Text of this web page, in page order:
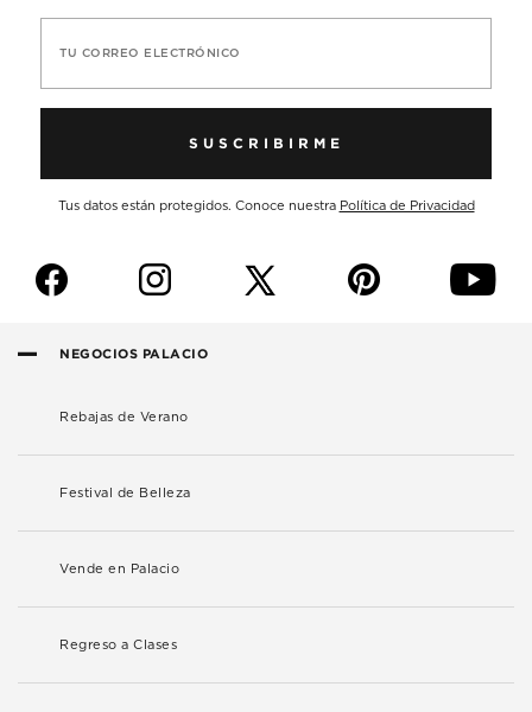
TU CORREO ELECTRÓNICO
SUSCRIBIRME
Tus datos están protegidos. Conoce nuestra Política de Privacidad
f i p y
NEGOCIOS PALACIO
Rebajas de Verano
Festival de Belleza
Vende en Palacio
Regreso a Clases